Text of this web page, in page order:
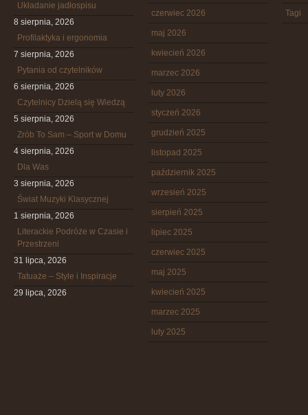
Układanie jadłospisu
8 sierpnia, 2026
Profilaktyka i ergonomia
7 sierpnia, 2026
Pytania od czytelników
6 sierpnia, 2026
Czytelnicy Dzielą się Wiedzą
5 sierpnia, 2026
Zrób To Sam – Sport w Domu
4 sierpnia, 2026
Dla Was
3 sierpnia, 2026
Świat Muzyki Klasycznej
1 sierpnia, 2026
Literackie Podróże w Czasie i
Przestrzeni
31 lipca, 2026
Tatuaże – Style i Inspiracje
29 lipca, 2026
czerwiec 2026
maj 2026
kwiecień 2026
marzec 2026
luty 2026
styczeń 2026
grudzień 2025
listopad 2025
październik 2025
wrzesień 2025
sierpień 2025
lipiec 2025
czerwiec 2025
maj 2025
kwiecień 2025
marzec 2025
luty 2025
Tagi